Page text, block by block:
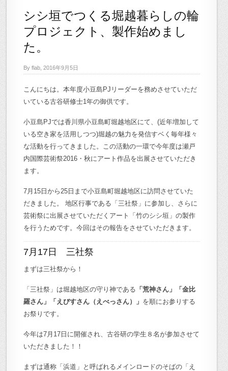
シシ垣でつくる堀越暮らしの輪
プロジェクト、製作始めまし
た。
By flab, 2016年9月5日
こんにちは。本年度小豆島PJリーダーを務めさせていただ
いている古谷研修士1年の御供です。
小豆島PJでは香川県小豆島町堀越地区にて、(近年増加して
いる空き家を活用しつつ)堀越の魅力を発信すベく毎年様々
な活動を行ってきました。この活動の一環で今年度は瀬戸
内国際芸術祭2016・秋にアート作品を出展させていただき
ます。
7月15日から25日まで小豆島町堀越地区に訪問させていた
だきました。 地区行事である「三社祭」に参加し、さらに
芸術祭に出展させていただくアート「竹のシシ垣」の製作
を行うためです。今回はその報告をさせていただきます。
7月17日 三社祭
まずは三社祭から！
「三社祭」は堀越地区の守り神である 「荒神さん」「金比
羅さん」「えびすさん（えべっさん）」 を順にお参りする
お祭りです。
今年は7月17日に開催され、古谷研の学生８名が参加させて
いただきました！！
まずは通称「浜道」と呼ばれるメインロードのそばの「え